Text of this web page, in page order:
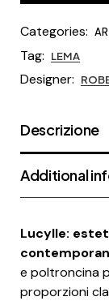
Categories:
Tag: LEMA
Designer:
Descrizione
Additional
Lucylle:
e poltroncina
proporzioni